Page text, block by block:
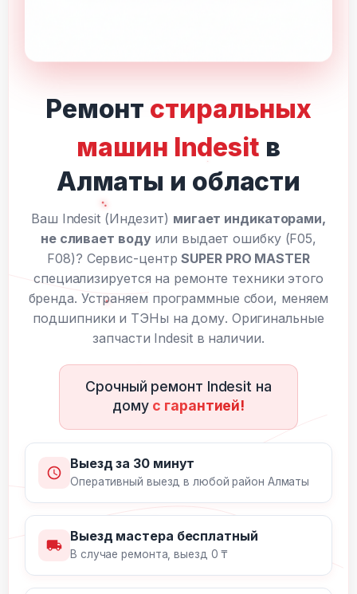
Ремонт стиральных
машин Indesit в
Алматы и области
Ваш Indesit (Индезит) мигает индикаторами,
не сливает водуили выдает ошибку (F05,
F08)? Сервис-центрSUPER PRO MASTER
специализируется на ремонте техники этого
бренда. Устраняем программные сбои, меняем
подшипники и ТЭНы на дому. Оригинальные
запчасти Indesit в наличии.
Срочный ремонт Indesit на
дому с гарантией!
Выезд за 30 минут
Оперативный выезд в любой район Алматы
Выезд мастера бесплатный
В случае ремонта, выезд 0 ₸